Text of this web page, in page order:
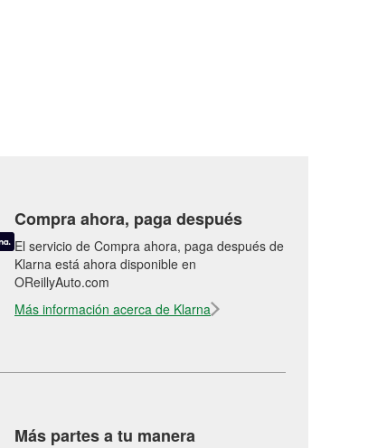
Compra ahora, paga después
El servicio de Compra ahora, paga después de
Klarna está ahora disponible en
OReillyAuto.com
Más información acerca de Klarna
Más partes a tu manera